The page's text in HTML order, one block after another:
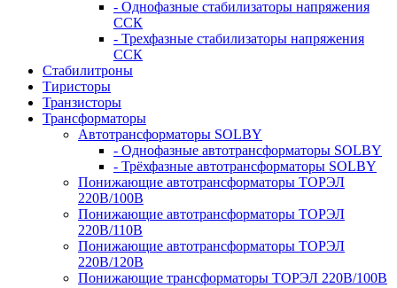
- Однофазные стабилизаторы напряжения
ССК
- Трехфазные стабилизаторы напряжения
ССК
Стабилитроны
Тиристоры
Транзисторы
Трансформаторы
Автотрансформаторы SOLBY
- Однофазные автотрансформаторы SOLBY
- Трёхфазные автотрансформаторы SOLBY
Понижающие автотрансформаторы ТОРЭЛ
220В/100В
Понижающие автотрансформаторы ТОРЭЛ
220В/110В
Понижающие автотрансформаторы ТОРЭЛ
220В/120В
Понижающие трансформаторы ТОРЭЛ 220В/100В